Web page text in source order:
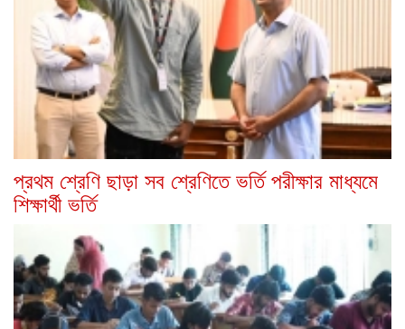
প্রথম শ্রেণি ছাড়া সব শ্রেণিতে ভর্তি পরীক্ষার মাধ্যমে
শিক্ষার্থী ভর্তি